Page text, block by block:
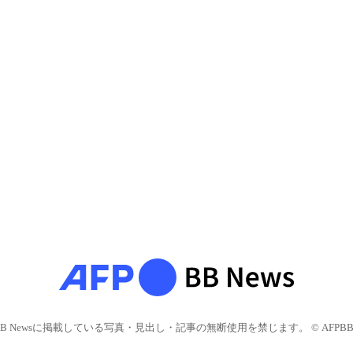
Newsに掲載している写真・見出し・記事の無断使用を禁じます。 © AFPBB